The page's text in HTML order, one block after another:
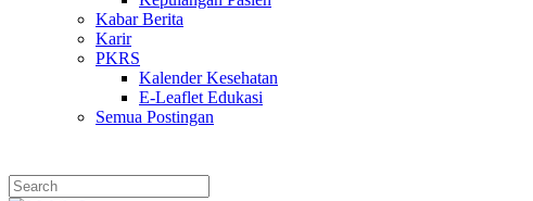
Kabar Berita
Karir
PKRS
Kalender Kesehatan
E-Leaflet Edukasi
Semua Postingan